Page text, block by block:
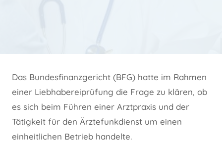
Das Bundesfinanzgericht (BFG) hatte im Rahmen
einer Liebhabereiprüfung die Frage zu klären, ob
es sich beim Führen einer Arztpraxis und der
Tätigkeit für den Ärztefunkdienst um einen
einheitlichen Betrieb handelte.